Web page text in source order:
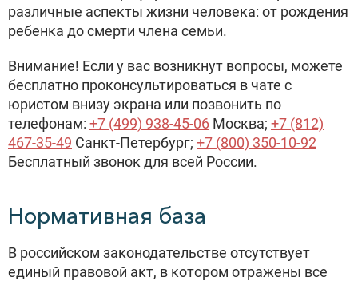
различные аспекты жизни человека: от рождения
ребенка до смерти члена семьи.
Внимание! Если у вас возникнут вопросы, можете
бесплатно проконсультироваться в чате с
юристом внизу экрана или позвонить по
телефонам: +7 (499) 938-45-06 Москва; +7 (812)
467-35-49 Санкт-Петербург; +7 (800) 350-10-92
Бесплатный звонок для всей России.
Нормативная база
В российском законодательстве отсутствует
единый правовой акт, в котором отражены все